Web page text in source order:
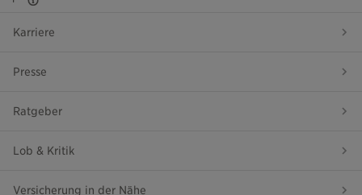
Karriere
Presse
Ratgeber
Lob & Kritik
Versicherung in der Nähe